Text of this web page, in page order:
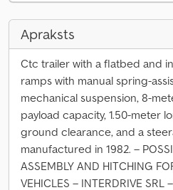
Apraksts
Ctc trailer with a flatbed and
ramps with manual spring-
mechanical suspension, 8-
payload capacity, 1.50-meter
ground clearance, and a
manufactured in 1982. –
ASSEMBLY AND HITCHING
VEHICLES – INTERDRIVE SRL